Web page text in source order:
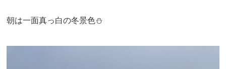
朝は一面真っ白の冬景色⛄️